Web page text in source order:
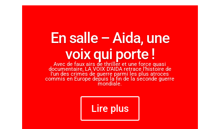
En salle – Aida, une
voix qui porte !
Avec de faux airs de thriller et une force quasi
documentaire, LA VOIX D’AIDA retrace l’histoire de
l’un des crimes de guerre parmi les plus atroces
commis en Europe depuis la fin de la seconde guerre
mondiale.
Lire plus